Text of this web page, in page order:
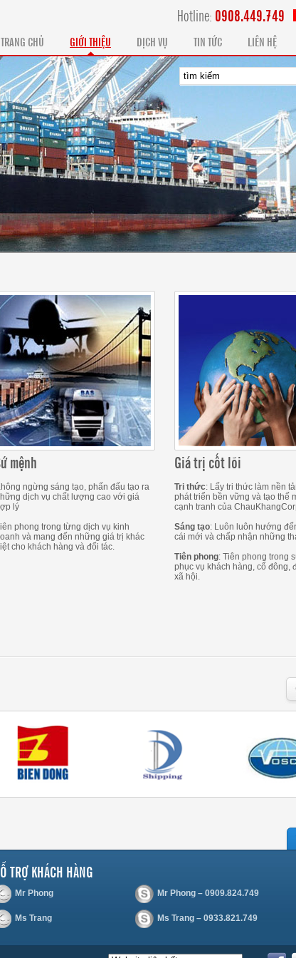
Hotline: 0908.449.749
TRANG CHỦ GIỚI THIỆU DỊCH VỤ TIN TỨC LIÊN HỆ
mệnh
ngừng sáng tạo, phấn đấu tạo ra
dịch vụ chất lượng cao với giá
lý
phong trong từng dịch vụ kinh
và mang đến những giá trị khác
cho khách hàng và đối tác.
Giá trị cốt lõi
Tri thức: Lấy tri thức làm nền
phát triển bền vững và tạo thế
cạnh tranh của
Sáng tạo: Luôn luôn hướng
cái mới và chấp nhận những
Tiên phong: Tiên phong trong
phục vụ khách hàng, cổ đông,
xã hội.
TRỢ KHÁCH HÀNG
Mr Phong
Ms Trang
Mr Phong – 0909.824.749
Ms Trang – 0933.821.749